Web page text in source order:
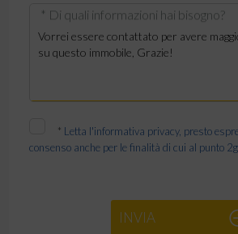
* Di quali informazioni hai bisogno?
* Letta l'informativa privacy, presto
consenso anche per le finalità di cui al punto
INVIA